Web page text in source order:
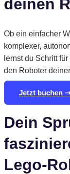
deinen
Ob ein einfacher
komplexer,
lernst du Schritt
den Roboter
Jetzt buchen
Dein
Lego-